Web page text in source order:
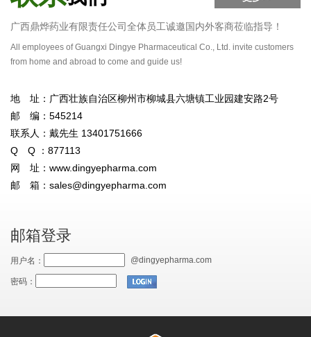
广西鼎烨药业有限责任公司全体员工诚邀国内外客商莅临指导！
All employees of Guangxi Dingye Pharmaceutical Co., Ltd. invite customers
from home and abroad to come and guide us!
地 址：广西壮族自治区柳州市柳城县六塘镇工业园建安路2号
邮 编：545214
联系人：戴先生 13401751666
Q Q ：877113
网 址： www.dingyepharma.com
邮 箱： sales@dingyepharma.com
邮箱登录
用户名： @dingyepharma.com
密码：